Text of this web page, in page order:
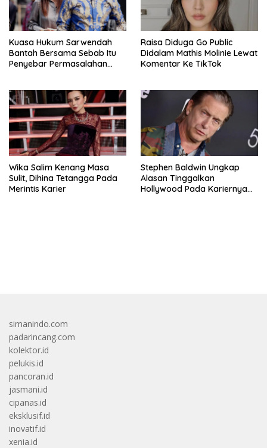
Kuasa Hukum Sarwendah
Bantah Bersama Sebab Itu
Penyebar Permasalahan
Raisa Diduga Go Public
Didalam Mathis Molinie Lewat
Komentar Ke TikTok
Wika Salim Kenang Masa
Sulit, Dihina Tetangga Pada
Merintis Karier
Stephen Baldwin Ungkap
Alasan Tinggalkan
Hollywood Pada Kariernya
simanindo.com
padarincang.com
kolektor.id
pelukis.id
pancoran.id
jasmani.id
cipanas.id
eksklusif.id
inovatif.id
xenia.id